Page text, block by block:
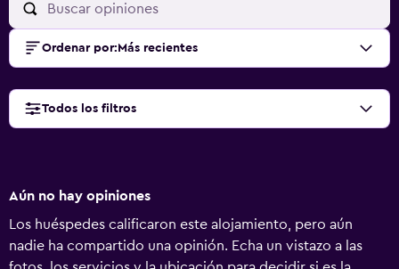
Ordenar por: Más recientes
Todos los filtros
Aún no hay opiniones
Los huéspedes calificaron este alojamiento, pero aún
nadie ha compartido una opinión. Echa un vistazo a las